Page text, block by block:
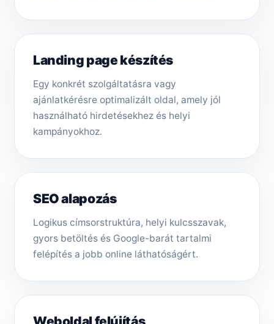
Landing page készítés
Egy konkrét szolgáltatásra vagy
ajánlatkérésre optimalizált oldal, amely jól
használható hirdetésekhez és helyi
kampányokhoz.
SEO alapozás
Logikus címsorstruktúra, helyi kulcsszavak,
gyors betöltés és Google-barát tartalmi
felépítés a jobb online láthatóságért.